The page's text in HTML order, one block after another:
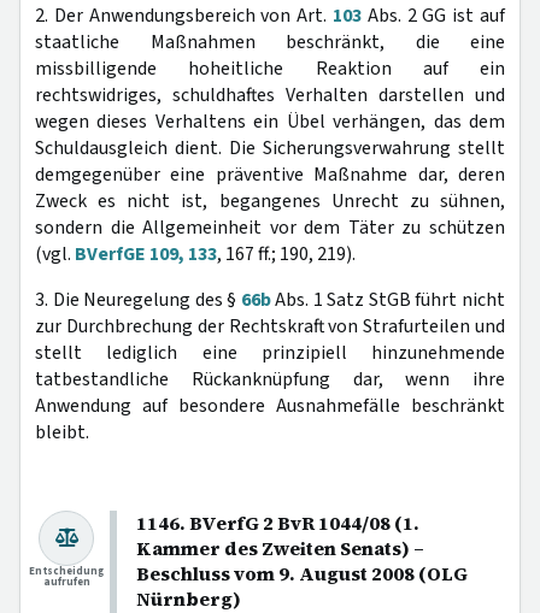
2. Der Anwendungsbereich von Art. 103 Abs. 2 GG ist auf
staatliche Maßnahmen beschränkt, die eine
missbilligende hoheitliche Reaktion auf ein
rechtswidriges, schuldhaftes Verhalten darstellen und
wegen dieses Verhaltens ein Übel verhängen, das dem
Schuldausgleich dient. Die Sicherungsverwahrung stellt
demgegenüber eine präventive Maßnahme dar, deren
Zweck es nicht ist, begangenes Unrecht zu sühnen,
sondern die Allgemeinheit vor dem Täter zu schützen
(vgl. BVerfGE 109, 133, 167 ff.; 190, 219).
3. Die Neuregelung des § 66bAbs. 1 Satz StGB führt nicht
zur Durchbrechung der Rechtskraft von Strafurteilen und
stellt lediglich eine prinzipiell hinzunehmende
tatbestandliche Rückanknüpfung dar, wenn ihre
Anwendung auf besondere Ausnahmefälle beschränkt
bleibt.
1146. BVerfG 2 BvR 1044/08 (1.
Kammer des Zweiten Senats) –
Beschluss vom 9. August 2008 (OLG
Nürnberg)
Entscheidung
aufrufen